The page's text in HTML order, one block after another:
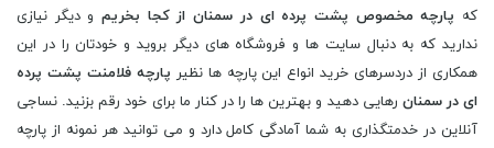
که پارچه مخصوص پشت پرده ای در سمنان از کجا بخریمو دیگر نیازی
ندارید که به دنبال سایت ها و فروشگاه های دیگر بروید و خودتان را در این
همکاری از دردسرهای خرید انواع این پارچه ها نظیر پارچه فلامنت پشت پرده
ای در سمنان رهایی دهید و بهترین ها را در کنار ما برای خود رقم بزنید. نساجی
آنلاین در خدمتگذاری به شما آمادگی کامل دارد و می توانید هر نمونه از پارچه